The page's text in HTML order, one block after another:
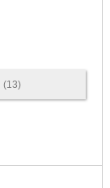
(13)